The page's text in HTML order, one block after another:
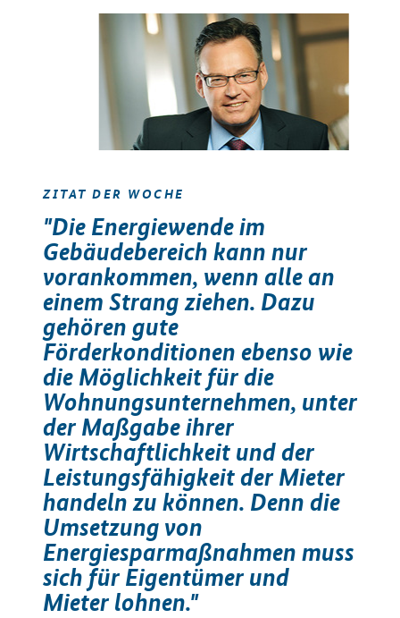
ZITAT DER WOCHE
"Die Energiewende im
Gebäudebereich kann nur
vorankommen, wenn alle an
einem Strang ziehen. Dazu
gehören gute
Förderkonditionen ebenso wie
die Möglichkeit für die
Wohnungsunternehmen, unter
der Maßgabe ihrer
Wirtschaftlichkeit und der
Leistungsfähigkeit der Mieter
handeln zu können. Denn die
Umsetzung von
Energiesparmaßnahmen muss
sich für Eigentümer und
Mieter lohnen."